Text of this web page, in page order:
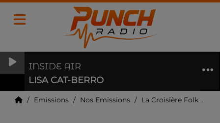
INSIDE AIR
LISA CAT-BERRO
Emissions Nos Emissions La Croisière Folk - Eric Cooper